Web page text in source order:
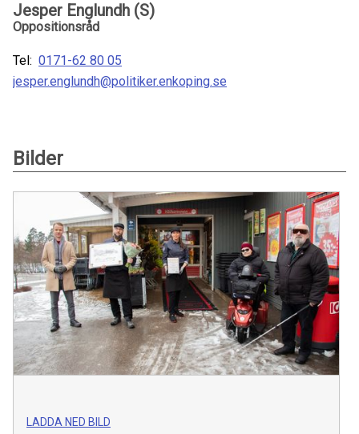
Jesper Englundh (S)
Oppositionsråd
Tel: 0171-62 80 05
jesper.englundh@politiker.enkoping.se
Bilder
LADDA NED BILD